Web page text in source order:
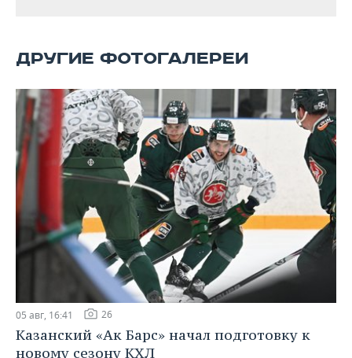
ДРУГИЕ ФОТОГАЛЕРЕИ
05 авг, 16:41 26
Казанский «Ак Барс» начал подготовку к
новому сезону КХЛ